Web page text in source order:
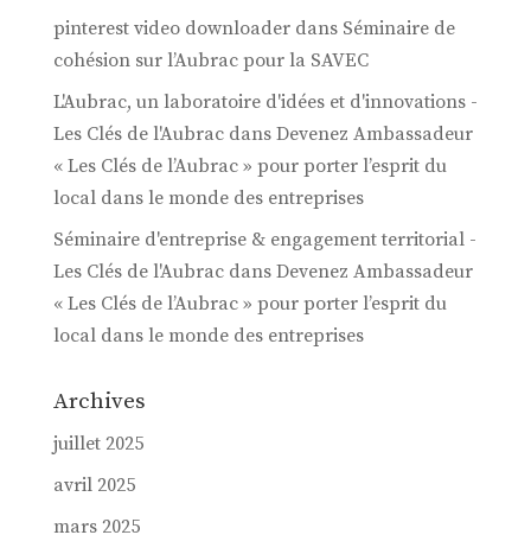
pinterest video downloaderdans Séminaire de
cohésion sur l’Aubrac pour la SAVEC
L'Aubrac, un laboratoire d'idées et d'innovations -
Les Clés de l'Aubracdans Devenez Ambassadeur
« Les Clés de l’Aubrac » pour porter l’esprit du
local dans le monde des entreprises
Séminaire d'entreprise & engagement territorial -
Les Clés de l'Aubracdans Devenez Ambassadeur
« Les Clés de l’Aubrac » pour porter l’esprit du
local dans le monde des entreprises
Archives
juillet 2025
avril 2025
mars 2025